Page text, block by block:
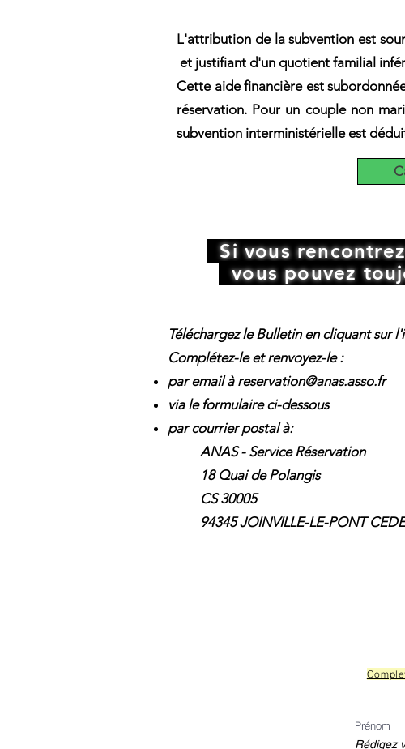
L'attribution de la subvention est
et justifiant d'un quotient familial
Cette aide financière est
réservation. Pour un couple non
subvention interministérielle est
Si vous
vous pouvez
Téléchargez le Bulletin en cliquant sur
Complétez-le et renvoyez-le :
par email à reservation@anas.asso.fr
via le formulaire ci-dessous
par courrier postal à:
ANAS - Service Réservation
18 Quai de Polangis
CS 30005
94345 JOINVILLE-LE-PONT
Prénom